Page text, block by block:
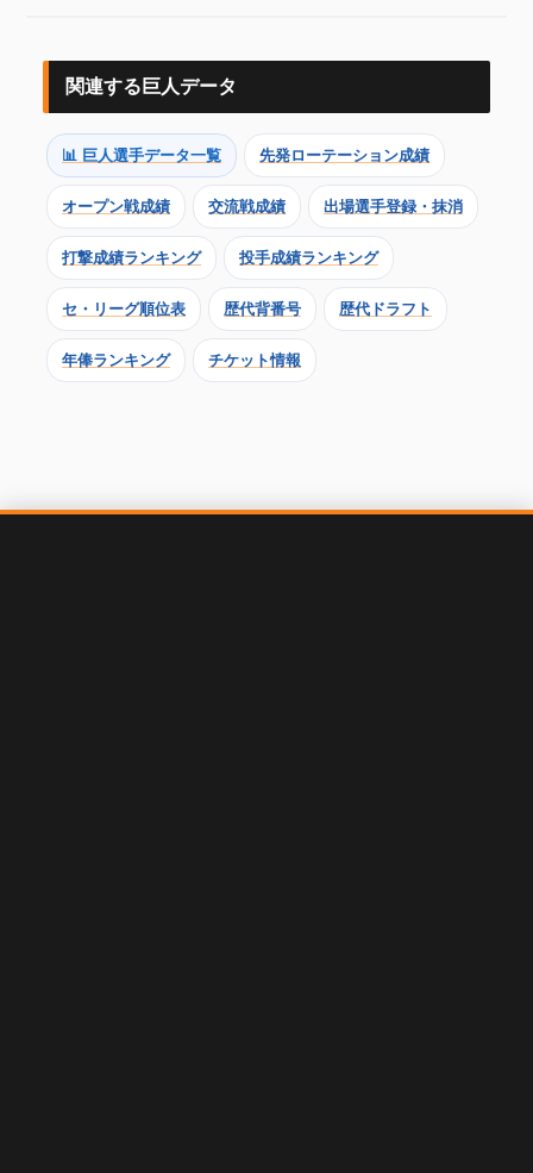
関連する巨人データ
📊 巨人選手データ一覧 先発ローテーション成績
オープン戦成績 交流戦成績 出場選手登録・抹消
打撃成績ランキング 投手成績ランキング
セ・リーグ順位表 歴代背番号 歴代ドラフト
年俸ランキング チケット情報